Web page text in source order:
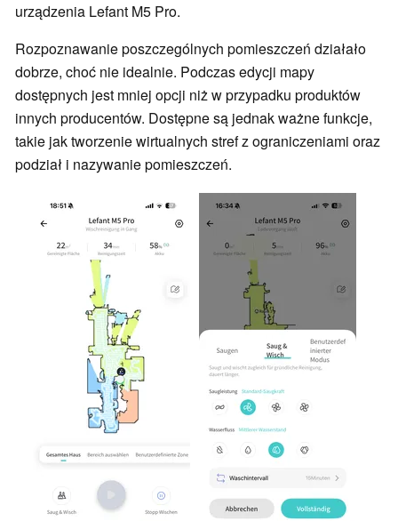
urządzenia Lefant M5 Pro.
Rozpoznawanie poszczególnych pomieszczeń działało
dobrze, choć nie idealnie. Podczas edycji mapy
dostępnych jest mniej opcji niż w przypadku produktów
innych producentów. Dostępne są jednak ważne funkcje,
takie jak tworzenie wirtualnych stref z ograniczeniami oraz
podział i nazywanie pomieszczeń.